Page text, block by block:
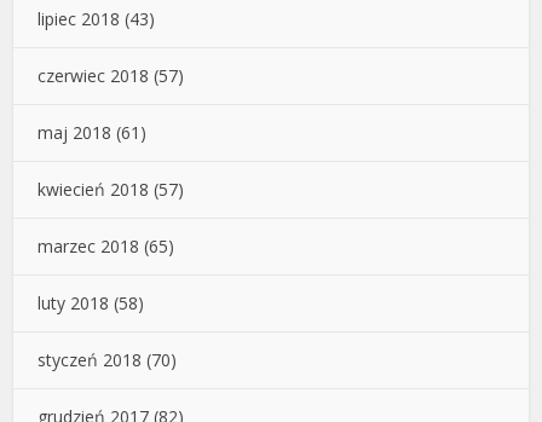
lipiec 2018 (43)
czerwiec 2018 (57)
maj 2018 (61)
kwiecień 2018 (57)
marzec 2018 (65)
luty 2018 (58)
styczeń 2018 (70)
grudzień 2017 (82)